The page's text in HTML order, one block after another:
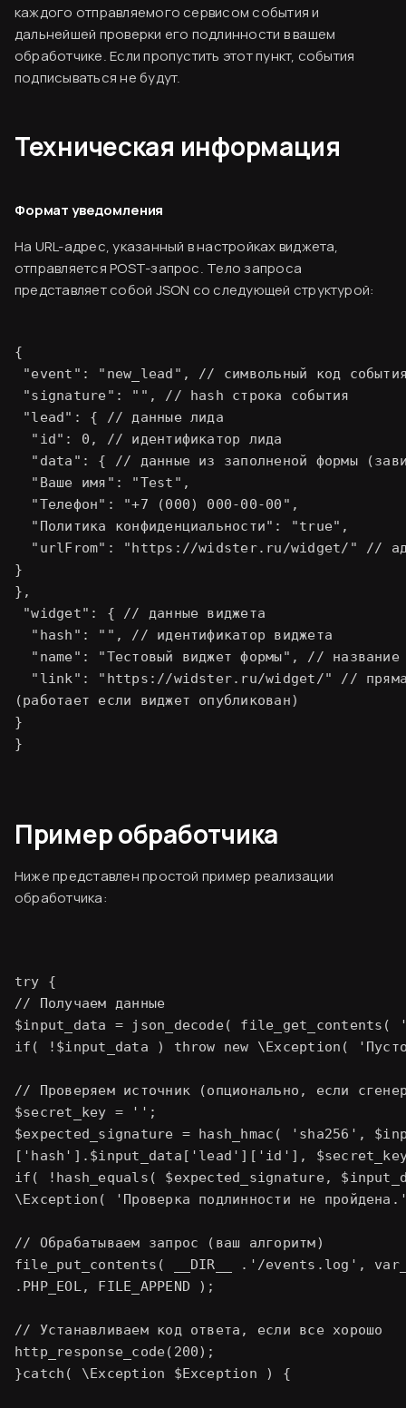
каждого отправляемого сервисом события и
дальнейшей проверки его подлинности в вашем
обработчике. Если пропустить этот пункт, события
подписываться не будут.
Техническая информация
Формат уведомления
На URL-адрес, указанный в настройках виджета,
отправляется POST-запрос. Тело запроса
представляет собой JSON со следующей структурой:
{
"event": "new_lead", // символьный код
"signature": " ", // hash строка события
"lead": { // данные лида
  "id": 0, // идентификатор лида
"data": { // данные из заполненой формы
  "Ваше имя": "Test",
  "Телефон": "+7 (000) 000-00-00",
  "Политика конфиденциальности": "true",
  "urlFrom": "https://widster.ru/widget/
" //
}
},
"widget": { // данные виджета
  "hash": "
", // идентификатор виджета
"name": "Тестовый виджет формы", // название
  "link": "https://widster.ru/widget/
" //
(работает если виджет опубликован)
}
Пример обработчика
Ниже представлен простой пример реализации
обработчика:
try {
// Получаем данные
$input_data = json_decode(
if( !$input_data ) throw new \Exception(
// Проверяем источник (опционально, если
$secret_key = ' ';
$expected_signature = hash_hmac( 'sha256',
['hash'].$input_data['lead']['id'],
if( !hash_equals( $expected_signature,
\Exception( 'Проверка подлинности не
// Обрабатываем запрос (ваш алгоритм)
file_put_contents( __DIR__ .'/events.log',
.PHP_EOL, FILE_APPEND );
// Устанавливаем код ответа, если все хорошо
http_response_code(200);
}catch( \Exception $Exception ) {